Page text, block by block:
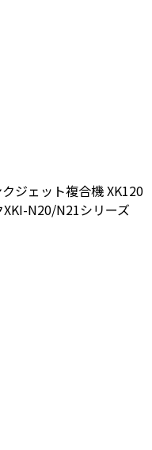
ジェット複合機 XK120
N20/N21シリーズ